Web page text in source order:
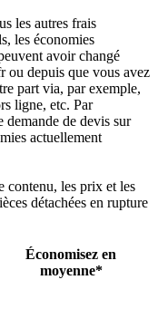
les autres frais
les économies
avoir changé
ou depuis que vous avez
part via, par exemple,
ligne, etc. Par
demande de devis sur
actuellement
contenu, les prix et les
détachées en rupture
Économisez en
moyenne*